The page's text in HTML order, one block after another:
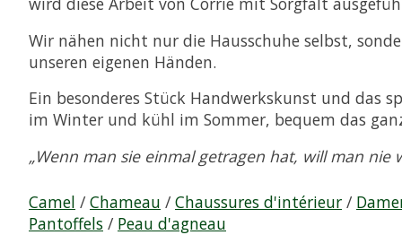
Wir nähen nicht nur die Hausschuhe selbst,
unseren eigenen Händen.
Ein besonderes Stück Handwerkskunst und das
im Winter und kühl im Sommer, bequem das
„Wenn man sie einmal getragen hat, will man nie
Camel / Chameau / Chaussures d'intérieur /
Pantoffels / Peau d'agneau